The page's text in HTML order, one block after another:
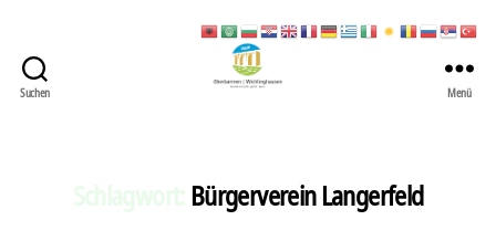
Suchen
Stadt
Menü
Bürgerverein Langerfeld